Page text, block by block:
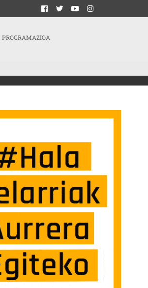
PROGRAMAZIOA
GELDITUKO” SARRERAN